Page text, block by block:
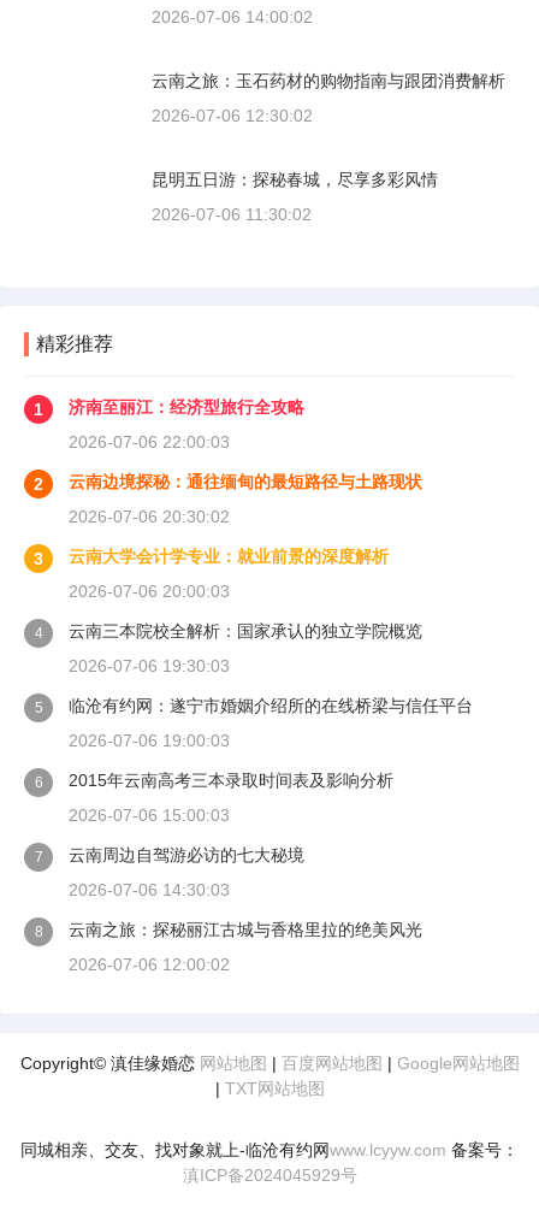
2026-07-06 14:00:02
云南之旅：玉石药材的购物指南与跟团消费解析
2026-07-06 12:30:02
昆明五日游：探秘春城，尽享多彩风情
2026-07-06 11:30:02
精彩推荐
1
济南至丽江：经济型旅行全攻略
2026-07-06 22:00:03
2
云南边境探秘：通往缅甸的最短路径与土路现状
2026-07-06 20:30:02
3
云南大学会计学专业：就业前景的深度解析
2026-07-06 20:00:03
4
云南三本院校全解析：国家承认的独立学院概览
2026-07-06 19:30:03
5
临沧有约网：遂宁市婚姻介绍所的在线桥梁与信任平台
2026-07-06 19:00:03
6
2015年云南高考三本录取时间表及影响分析
2026-07-06 15:00:03
7
云南周边自驾游必访的七大秘境
2026-07-06 14:30:03
8
云南之旅：探秘丽江古城与香格里拉的绝美风光
2026-07-06 12:00:02
Copyright© 滇佳缘婚恋 网站地图 | 百度网站地图 | Google网站地图
| TXT网站地图
同城相亲、交友、找对象就上-临沧有约网www.lcyyw.com 备案号：
滇ICP备2024045929号